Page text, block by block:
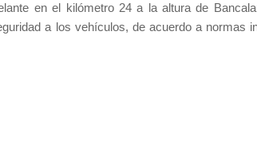
en el kilómetro 24 a la altura de
a los vehículos, de acuerdo a normas